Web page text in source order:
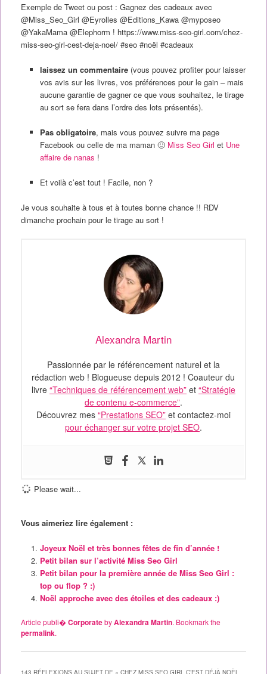
Exemple de Tweet ou post : Gagnez des cadeaux avec
@Miss_Seo_Girl @Eyrolles @Editions_Kawa @myposeo
@YakaMama @Elephorm ! https://www.miss-seo-girl.com/chez-
miss-seo-girl-cest-deja-noel/ #seo #noël #cadeaux
laissez un commentaire (vous pouvez profiter pour laisser
vos avis sur les livres, vos préférences pour le gain – mais
aucune garantie de gagner ce que vous souhaitez, le tirage
au sort se fera dans l’ordre des lots présentés).
Pas obligatoire, mais vous pouvez suivre ma page
Facebook ou celle de ma maman 🙂 Miss Seo Girl et Une
affaire de nanas !
Et voilà c’est tout ! Facile, non ?
Je vous souhaite à tous et à toutes bonne chance !! RDV
dimanche prochain pour le tirage au sort !
Alexandra Martin
Passionnée par le référencement naturel et la
rédaction web ! Blogueuse depuis 2012 ! Coauteur du
livre “Techniques de référencement web” et “Stratégie
de contenu e-commerce”.
Découvrez mes “Prestations SEO” et contactez-moi
pour échanger sur votre projet SEO.
Please wait...
Vous aimeriez lire également :
Joyeux Noël et très bonnes fêtes de fin d’année !
Petit bilan sur l’activité Miss Seo Girl
Petit bilan pour la première année de Miss Seo Girl :
top ou flop ? :)
Noël approche avec des étoiles et des cadeaux :)
Article publi�CorporatebyAlexandra Martin. Bookmark the
permalink.
143 RÉFLEXIONS AU SUJET DE « CHEZ MISS SEO GIRL C’EST DÉJÀ NOËL